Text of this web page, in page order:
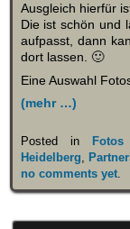
Ausgleich hierfür
Die ist schön und
aufpasst, dann
dort lassen. 🙂
Eine Auswahl
(mehr …)
Posted in Fotos
Heidelberg
no comments yet.